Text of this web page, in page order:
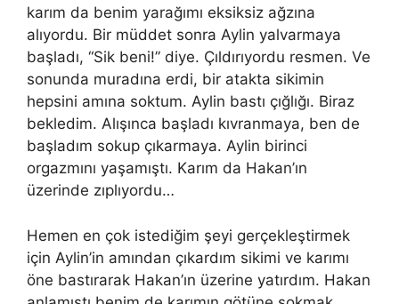
karım da benim yarağımı eksiksiz ağzına
alıyordu. Bir müddet sonra Aylin yalvarmaya
başladı, “Sik beni!” diye. Çıldırıyordu resmen. Ve
sonunda muradına erdi, bir atakta sikimin
hepsini amına soktum. Aylin bastı çığlığı. Biraz
bekledim. Alışınca başladı kıvranmaya, ben de
başladım sokup çıkarmaya. Aylin birinci
orgazmını yaşamıştı. Karım da Hakan’ın
üzerinde zıplıyordu…
Hemen en çok istediğim şeyi gerçekleştirmek
için Aylin’in amından çıkardım sikimi ve karımı
öne bastırarak Hakan’ın üzerine yatırdım. Hakan